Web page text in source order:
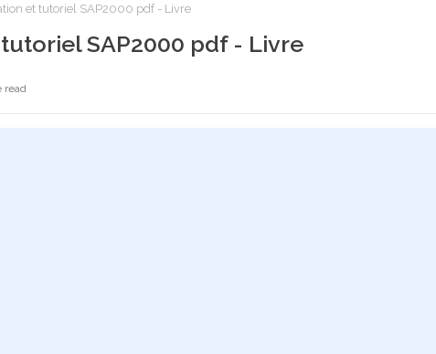
et tutoriel SAP2000 pdf - Livre
SAP2000 pdf - Livre
read